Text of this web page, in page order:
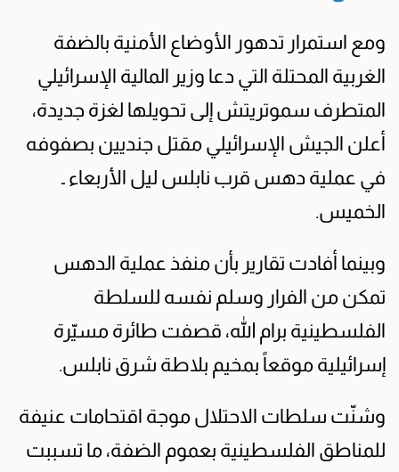
ومع استمرار تدهور الأوضاع الأمنية بالضفة
الغربية المحتلة التي دعا وزير المالية الإسرائيلي
المتطرف سموتريتش إلى تحويلها لغزة جديدة،
أعلن الجيش الإسرائيلي مقتل جنديين بصفوفه
في عملية دهس قرب نابلس ليل الأربعاء ـ
الخميس.
وبينما أفادت تقارير بأن منفذ عملية الدهس
تمكن من الفرار وسلم نفسه للسلطة
الفلسطينية برام الله، قصفت طائرة مسيّرة
إسرائيلية موقعاً بمخيم بلاطة شرق نابلس.
وشنّت سلطات الاحتلال موجة اقتحامات عنيفة
للمناطق الفلسطينية بعموم الضفة، ما تسببت